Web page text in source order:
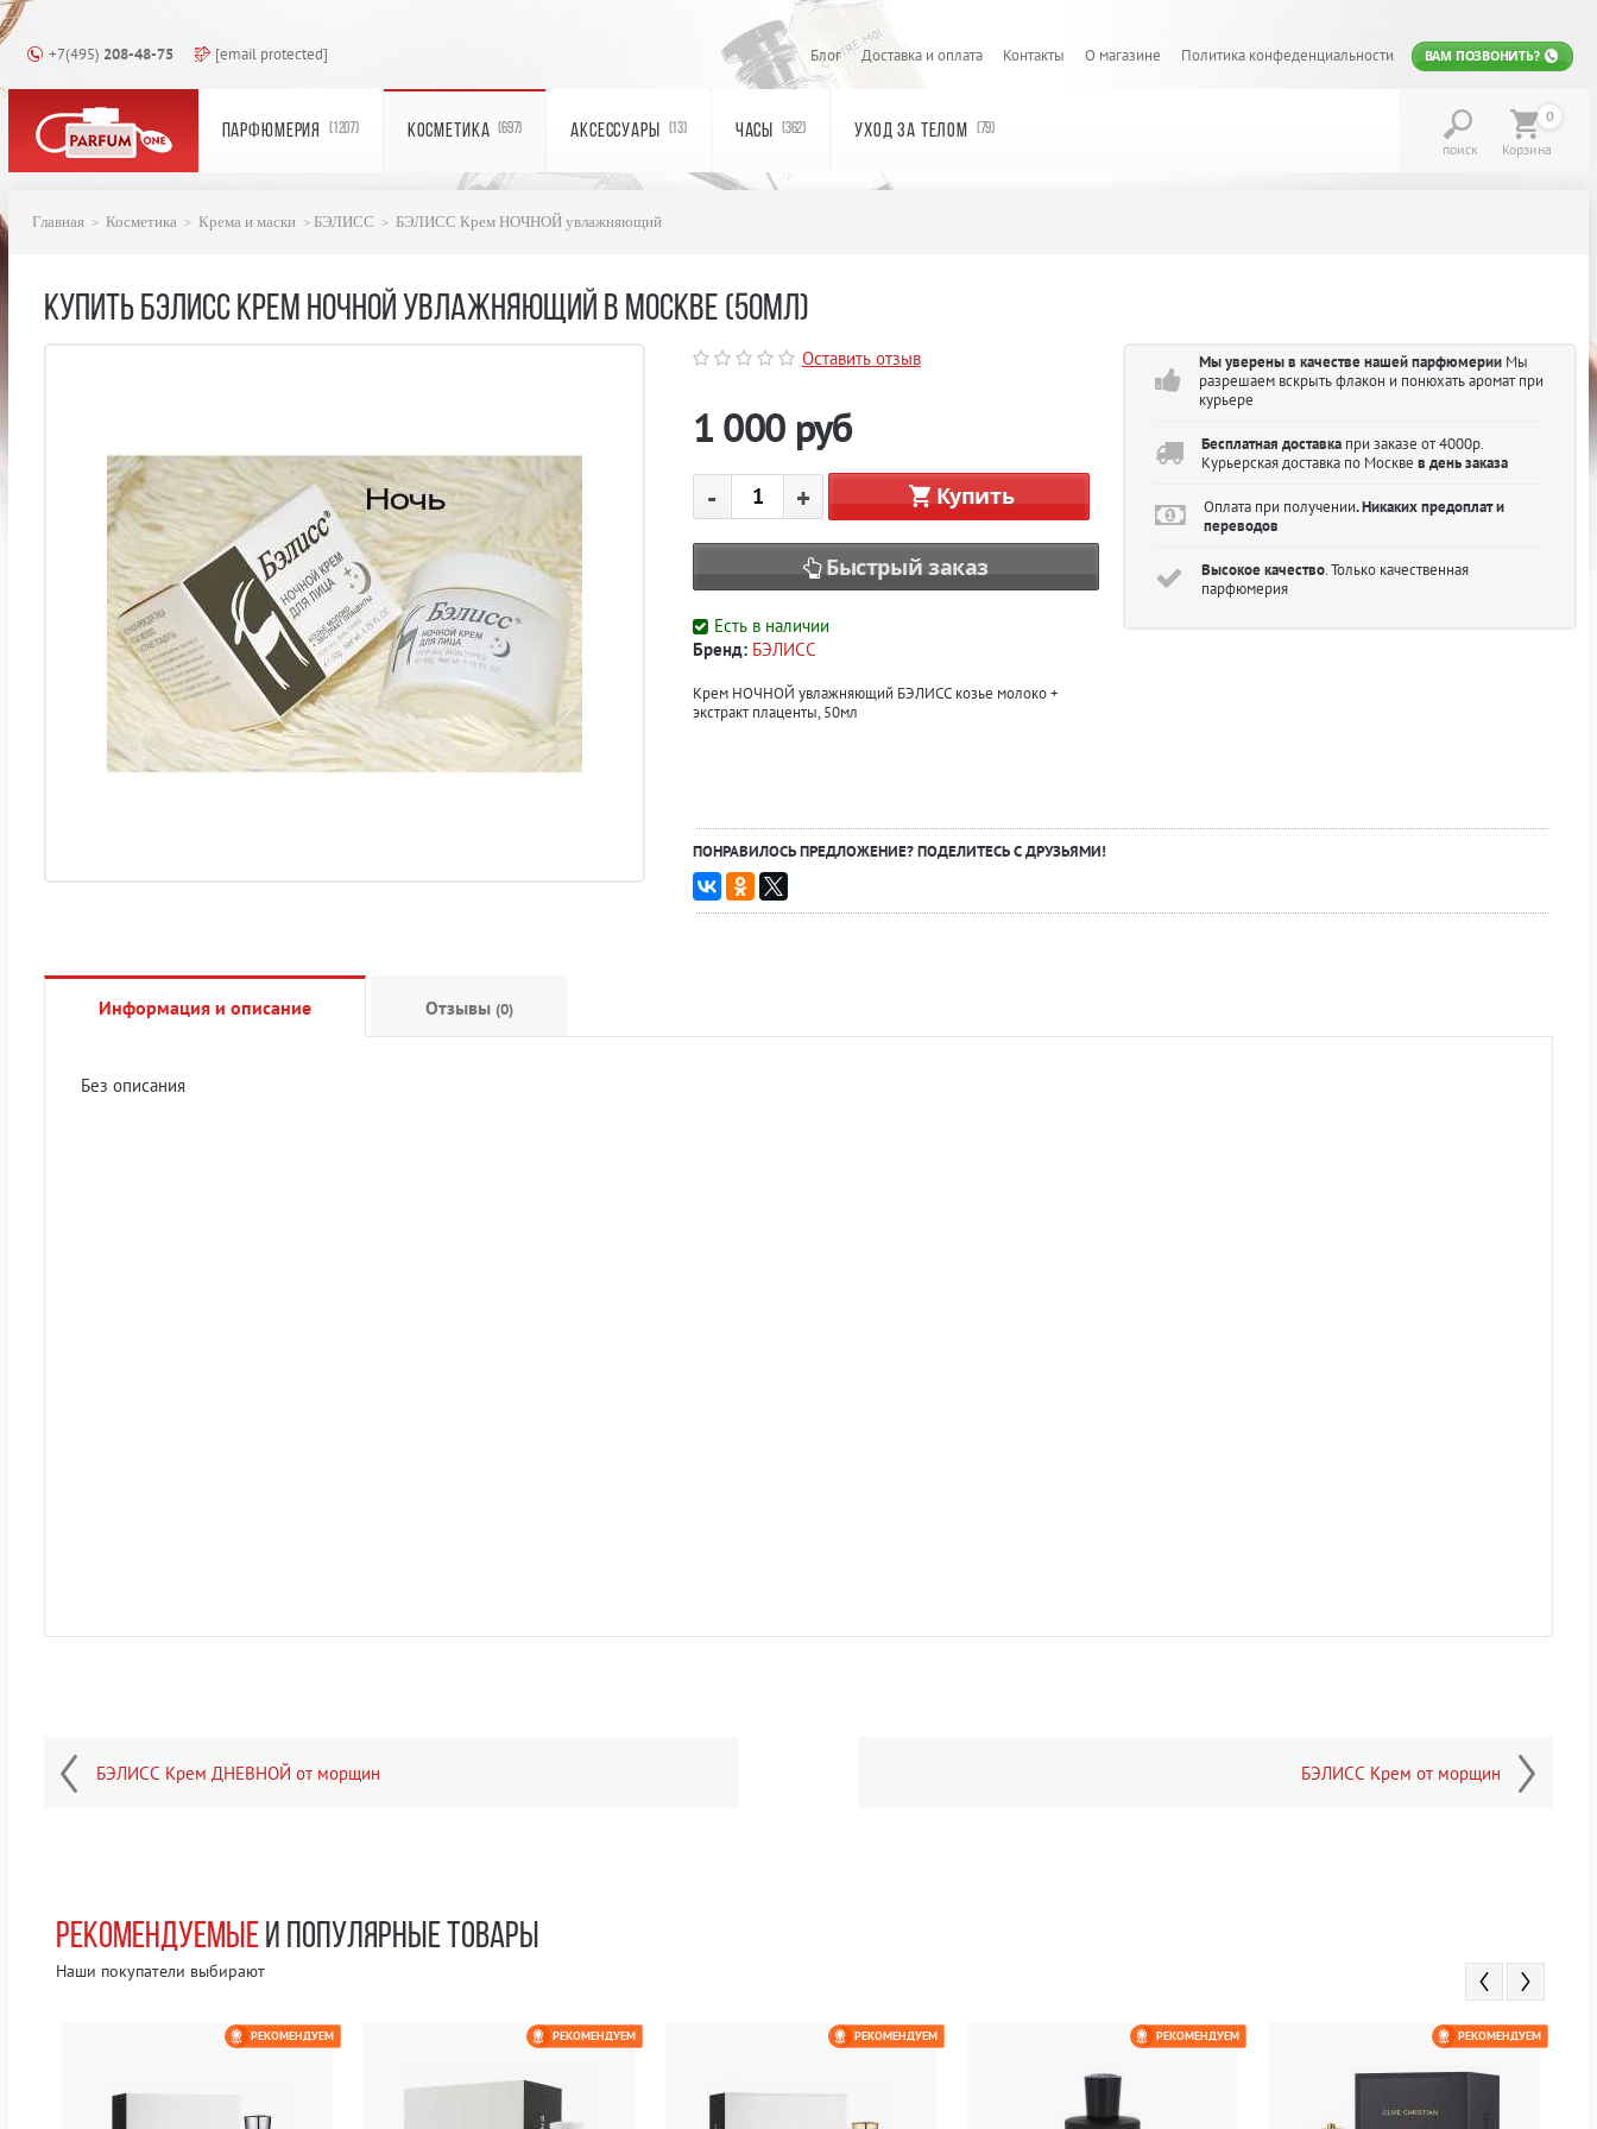
+7(495) 208-48-75 [email protected] Блог Доставка и оплата Контакты О магазине Политика конфеденциальности ВАМ ПОЗВОНИТЬ?
ПАРФЮМЕРИЯ (1207) КОСМЕТИКА (697) АКСЕССУАРЫ (13) ЧАСЫ (362) УХОД ЗА ТЕЛОМ (79)
поиск
0
Корзина
Главная Косметика Крема и маски БЭЛИСС БЭЛИСС Крем НОЧНОЙ увлажняющий
КУПИТЬ БЭЛИСС КРЕМ НОЧНОЙ УВЛАЖНЯЮЩИЙ В МОСКВЕ (50МЛ)
Оставить отзыв
1 000 руб
- + Купить
Быстрый заказ
Есть в наличии
Бренд: БЭЛИСС
Крем НОЧНОЙ увлажняющий БЭЛИСС козье молоко +
экстракт плаценты, 50мл
Мы уверены в качестве нашей парфюмерииМы
разрешаем вскрыть флакон и понюхать аромат при
курьере
Бесплатная доставкапри заказе от 4000р.
Курьерская доставка по Москве в день заказа
Оплата при получении. Никаких предоплат и
переводов
Высокое качество. Только качественная
парфюмерия
ПОНРАВИЛОСЬ ПРЕДЛОЖЕНИЕ? ПОДЕЛИТЕСЬ С ДРУЗЬЯМИ!
Информация и описание Отзывы (0)
Без описания
БЭЛИСС Крем ДНЕВНОЙ от морщин БЭЛИСС Крем от морщин
РЕКОМЕНДУЕМЫЕИ ПОПУЛЯРНЫЕ ТОВАРЫ
Наши покупатели выбирают
РЕКОМЕНДУЕМ РЕКОМЕНДУЕМ РЕКОМЕНДУЕМ РЕКОМЕНДУЕМ РЕКОМЕНДУЕМ